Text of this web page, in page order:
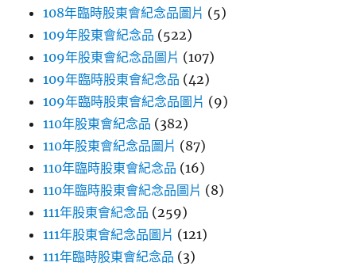
108年臨時股東會紀念品圖片 (5)
109年股東會紀念品 (522)
109年股東會紀念品圖片 (107)
109年臨時股東會紀念品 (42)
109年臨時股東會紀念品圖片 (9)
110年股東會紀念品 (382)
110年股東會紀念品圖片 (87)
110年臨時股東會紀念品 (16)
110年臨時股東會紀念品圖片 (8)
111年股東會紀念品 (259)
111年股東會紀念品圖片 (121)
111年臨時股東會紀念品 (3)